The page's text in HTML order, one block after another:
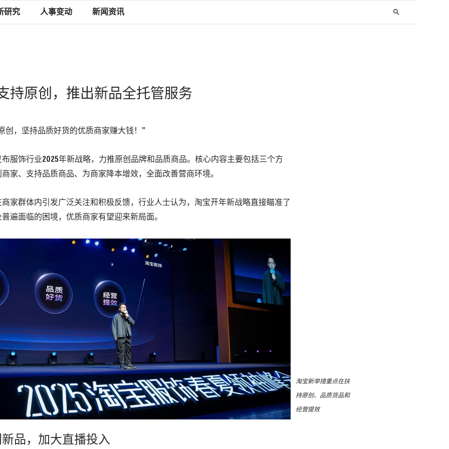
研究 人事变动 新闻资讯 search
持原创，推出新品全托管服务
创，坚持品质好货的优质商家赚大钱！”
服饰行业2025年新战略，力推原创品牌和品质商品。核心内容主要包括三个方
家、支持品质商品、为商家降本增效，全面改善营商环境。
家群体内引发广泛关注和积极反馈，行业人士认为，淘宝开年新战略直接瞄准了
遍面临的困境，优质商家有望迎来新局面。
淘宝新举措重点在扶
持原创、品质货品和
经营提效
品，加大直播投入